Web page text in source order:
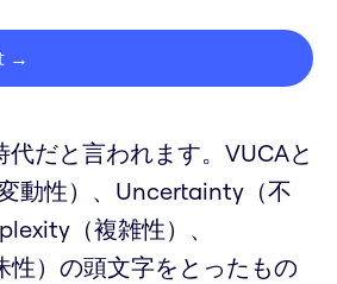
→
代だと言われます。VUCAと
動性）、Uncertainty（不
（複雑性）、
）の頭文字をとったもの